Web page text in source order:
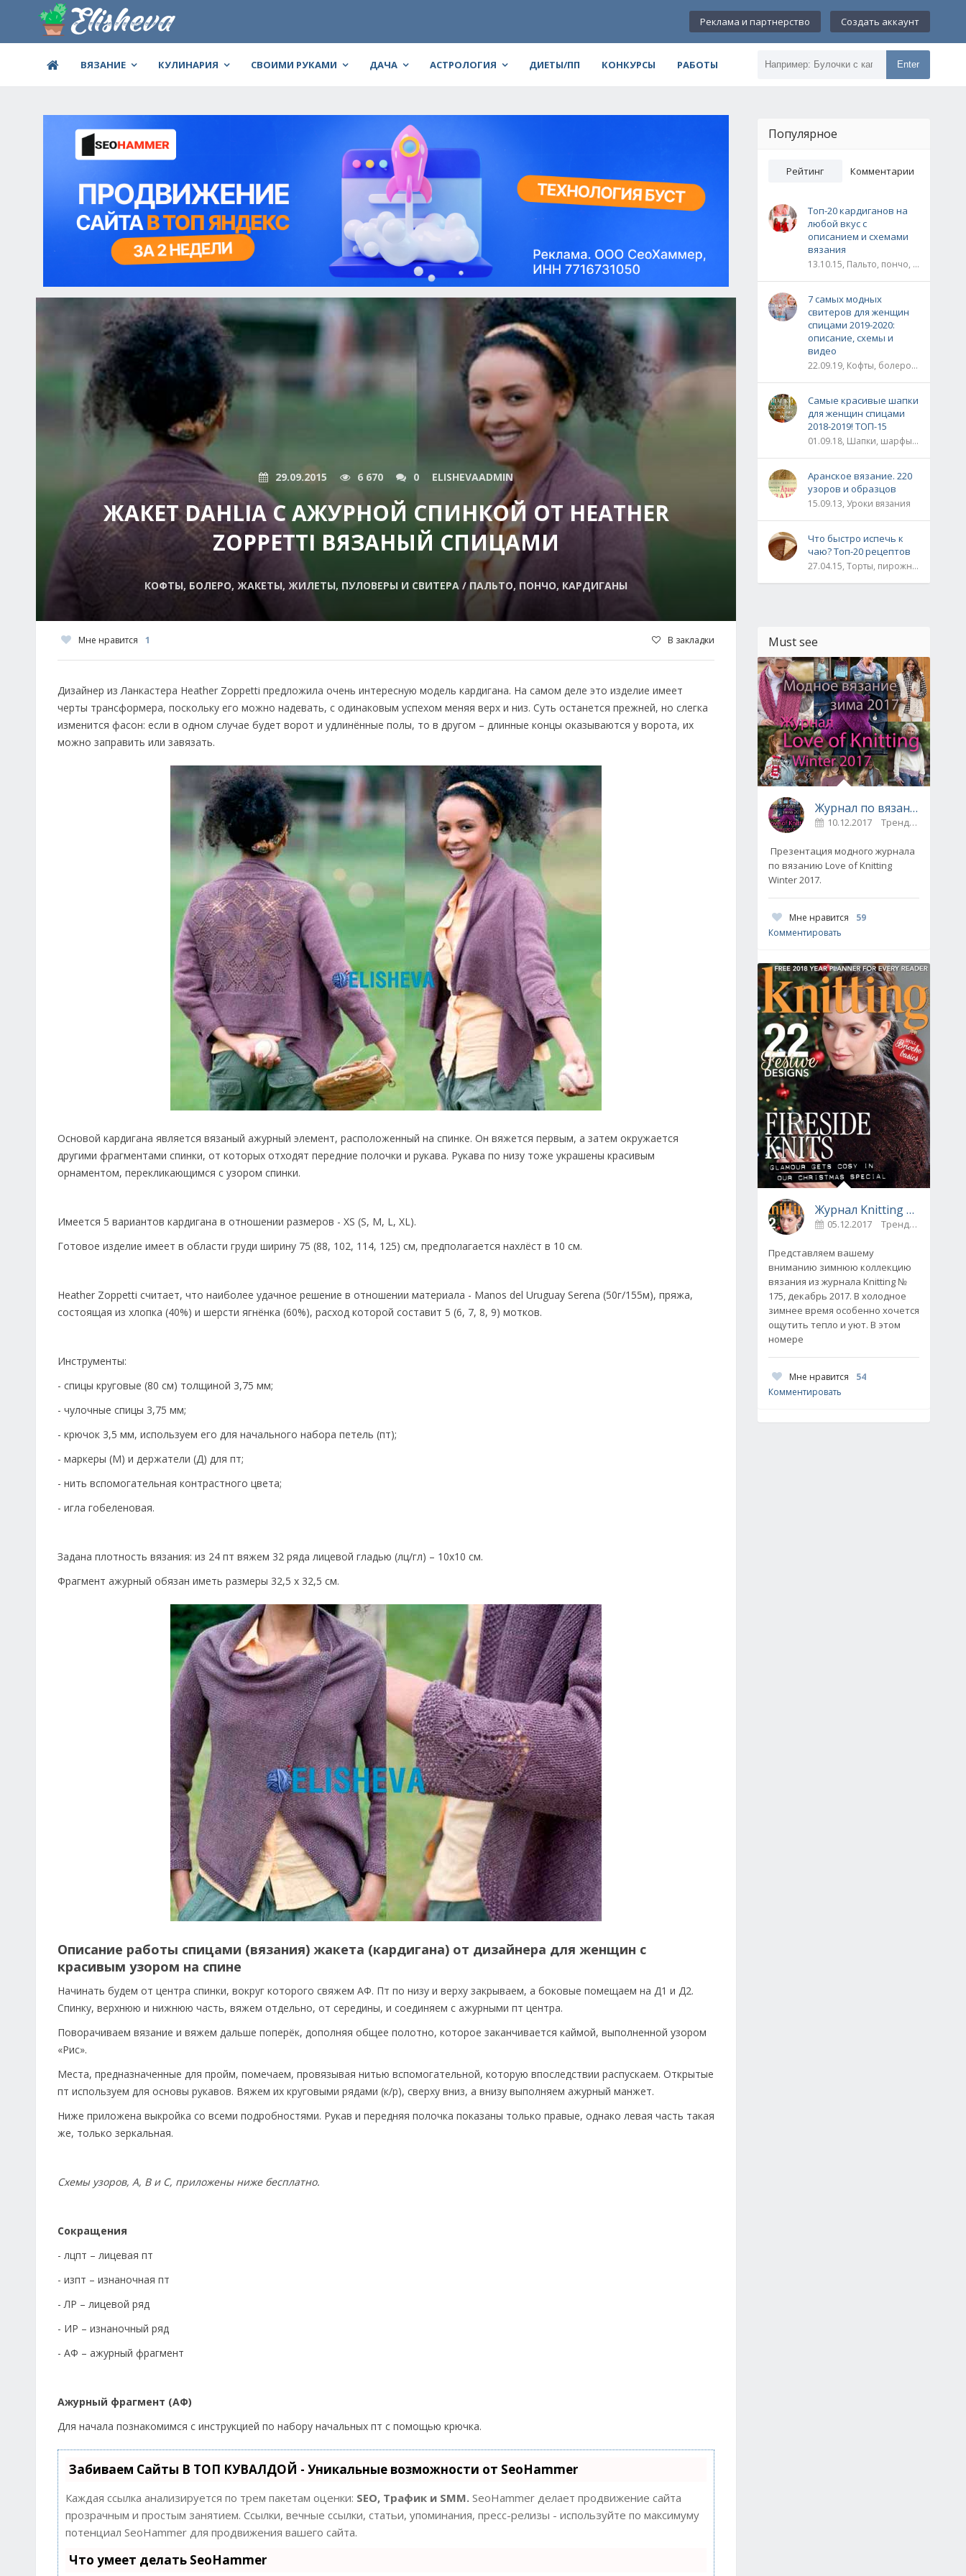
Реклама и партнерство Создать аккаунт
ВЯЗАНИЕ КУЛИНАРИЯ СВОИМИ РУКАМИ ДАЧА АСТРОЛОГИЯ ДИЕТЫ/ПП КОНКУРСЫ РАБОТЫ Enter
29.09.2015 6 670 0 ELISHEVAADMIN
ЖАКЕТ DAHLIA С АЖУРНОЙ СПИНКОЙ ОТ HEATHER
ZOPPETTI ВЯЗАНЫЙ СПИЦАМИ
КОФТЫ, БОЛЕРО, ЖАКЕТЫ, ЖИЛЕТЫ, ПУЛОВЕРЫ И СВИТЕРА / ПАЛЬТО, ПОНЧО, КАРДИГАНЫ
Мне нравится 1 В закладки
Дизайнер из Ланкастера Heather Zoppetti предложила очень интересную модель кардигана. На самом деле это изделие имеет
черты трансформера, поскольку его можно надевать, с одинаковым успехом меняя верх и низ. Суть останется прежней, но слегка
изменится фасон: если в одном случае будет ворот и удлинённые полы, то в другом – длинные концы оказываются у ворота, их
можно заправить или завязать.
Основой кардигана является вязаный ажурный элемент, расположенный на спинке. Он вяжется первым, а затем окружается
другими фрагментами спинки, от которых отходят передние полочки и рукава. Рукава по низу тоже украшены красивым
орнаментом, перекликающимся с узором спинки.
Имеется 5 вариантов кардигана в отношении размеров - XS (S, M, L, XL).
Готовое изделие имеет в области груди ширину 75 (88, 102, 114, 125) см, предполагается нахлёст в 10 см.
Heather Zoppetti считает, что наиболее удачное решение в отношении материала - Manos del Uruguay Serena (50г/155м), пряжа,
состоящая из хлопка (40%) и шерсти ягнёнка (60%), расход которой составит 5 (6, 7, 8, 9) мотков.
Инструменты:
- спицы круговые (80 см) толщиной 3,75 мм;
- чулочные спицы 3,75 мм;
- крючок 3,5 мм, используем его для начального набора петель (пт);
- маркеры (М) и держатели (Д) для пт;
- нить вспомогательная контрастного цвета;
- игла гобеленовая.
Задана плотность вязания: из 24 пт вяжем 32 ряда лицевой гладью (лц/гл) – 10х10 см.
Фрагмент ажурный обязан иметь размеры 32,5 х 32,5 см.
Описание работы спицами (вязания) жакета (кардигана) от дизайнера для женщин с
красивым узором на спине
Начинать будем от центра спинки, вокруг которого свяжем АФ. Пт по низу и верху закрываем, а боковые помещаем на Д1 и Д2.
Спинку, верхнюю и нижнюю часть, вяжем отдельно, от середины, и соединяем с ажурными пт центра.
Поворачиваем вязание и вяжем дальше поперёк, дополняя общее полотно, которое заканчивается каймой, выполненной узором
«Рис».
Места, предназначенные для пройм, помечаем, провязывая нитью вспомогательной, которую впоследствии распускаем. Открытые
пт используем для основы рукавов. Вяжем их круговыми рядами (к/р), сверху вниз, а внизу выполняем ажурный манжет.
Ниже приложена выкройка со всеми подробностями. Рукав и передняя полочка показаны только правые, однако левая часть такая
же, только зеркальная.
Схемы узоров, А, В и С, приложены ниже бесплатно.
Сокращения
- лцпт – лицевая пт
- изпт – изнаночная пт
- ЛР – лицевой ряд
- ИР – изнаночный ряд
- АФ – ажурный фрагмент
Ажурный фрагмент (АФ)
Для начала познакомимся с инструкцией по набору начальных пт с помощью крючка.
Забиваем Сайты В ТОП КУВАЛДОЙ - Уникальные возможности от SeoHammer
Каждая ссылка анализируется по трем пакетам оценки: SEO, Трафик и SMM. SeoHammer делает продвижение сайта
прозрачным и простым занятием. Ссылки, вечные ссылки, статьи, упоминания, пресс-релизы - используйте по максимуму
потенциал SeoHammer для продвижения вашего сайта.
Что умеет делать SeoHammer
Популярное
Рейтинг Комментарии
Топ-20 кардиганов на
любой вкус с
описанием и схемами
вязания
13.10.15, Пальто, пончо, кардиганы
7 самых модных
свитеров для женщин
спицами 2019-2020:
описание, схемы и
видео
22.09.19, Кофты, болеро, жакеты, жилеты, пуловеры и свитера
Самые красивые шапки
для женщин спицами
2018-2019! ТОП-15
01.09.18, Шапки, шарфы, шали, снуды и палантины
Аранское вязание. 220
узоров и образцов
15.09.13, Уроки вязания
Что быстро испечь к
чаю? Топ-20 рецептов
27.04.15, Торты, пирожные, рулеты / Булки, пироги / Печенье, кексы, маффины / На скорую руку
Must see
Журнал по вязанию Love of Knitting выпуск Зима 2017
10.12.2017 Тренды / Вдохновение
Презентация модного журнала
по вязанию Love of Knitting
Winter 2017.
Мне нравится
59
Комментировать
Журнал Knitting № 175, декабрь 2017
05.12.2017 Тренды
Представляем вашему
вниманию зимнюю коллекцию
вязания из журнала Knitting №
175, декабрь 2017. В холодное
зимнее время особенно хочется
ощутить тепло и уют. В этом
номере
Мне нравится
54
Комментировать